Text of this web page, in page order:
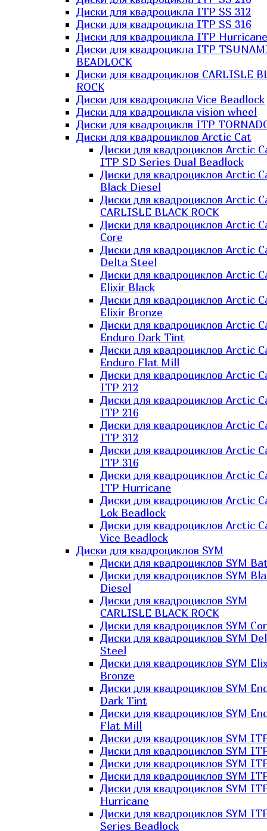
Диски для квадроцикла ITP SS 312
Диски для квадроцикла ITP SS 316
Диски для квадроцикла ITP Hurricane
Диски для квадроцикла ITP
BEADLOCK
Диски для квадроциклов CARLISLE
ROCK
Диски для квадроцикла Vice Beadlock
Диски для квадроцикла vision wheel
Диски для квадроциклв ITP
Диски для квадроциклов Arctic Cat
Диски для квадроциклов Arctic
ITP SD Series Dual Beadlock
Диски для квадроциклов Arctic
Black Diesel
Диски для квадроциклов Arctic
CARLISLE BLACK ROCK
Диски для квадроциклов Arctic
Core
Диски для квадроциклов Arctic
Delta Steel
Диски для квадроциклов Arctic
Elixir Black
Диски для квадроциклов Arctic
Elixir Bronze
Диски для квадроциклов Arctic
Enduro Dark Tint
Диски для квадроциклов Arctic
Enduro Flat Mill
Диски для квадроциклов Arctic
ITP 212
Диски для квадроциклов Arctic
ITP 216
Диски для квадроциклов Arctic
ITP 312
Диски для квадроциклов Arctic
ITP 316
Диски для квадроциклов Arctic
ITP Hurricane
Диски для квадроциклов Arctic
Lok Beadlock
Диски для квадроциклов Arctic
Vice Beadlock
Диски для квадроциклов SYM
Диски для квадроциклов SYM
Диски для квадроциклов SYM
Diesel
Диски для квадроциклов SYM
CARLISLE BLACK ROCK
Диски для квадроциклов SYM
Диски для квадроциклов SYM
Steel
Диски для квадроциклов SYM
Bronze
Диски для квадроциклов SYM
Dark Tint
Диски для квадроциклов SYM
Flat Mill
Диски для квадроциклов SYM
Диски для квадроциклов SYM
Диски для квадроциклов SYM
Диски для квадроциклов SYM
Диски для квадроциклов SYM
Hurricane
Диски для квадроциклов SYM
Series Beadlock